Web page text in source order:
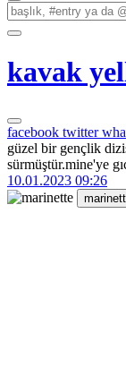
kavak
facebook twitter
güzel bir gençlik
sürmüştür.mine'ye
10.01.2023 09:26